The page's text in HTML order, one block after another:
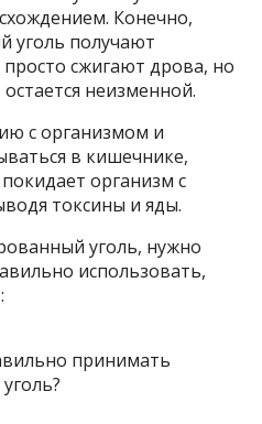
Конечно,
уголь получают
сжигают дрова, но
неизменной.
с организмом и
в кишечнике,
организм с
токсины и яды.
уголь, нужно
использовать,